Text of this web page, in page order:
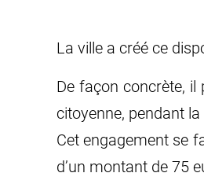
La ville a créé ce
De façon concrète, il
citoyenne, pendant
Cet engagement se
d’un montant de 75